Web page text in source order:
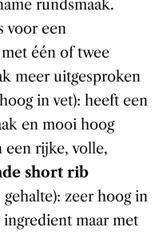
rundsmaak.
voor een
één of twee
meer uitgesproken
in vet): heeft een
en mooi hoog
een rijke, volle,
short rib
zeer hoog in
ingredient maar met